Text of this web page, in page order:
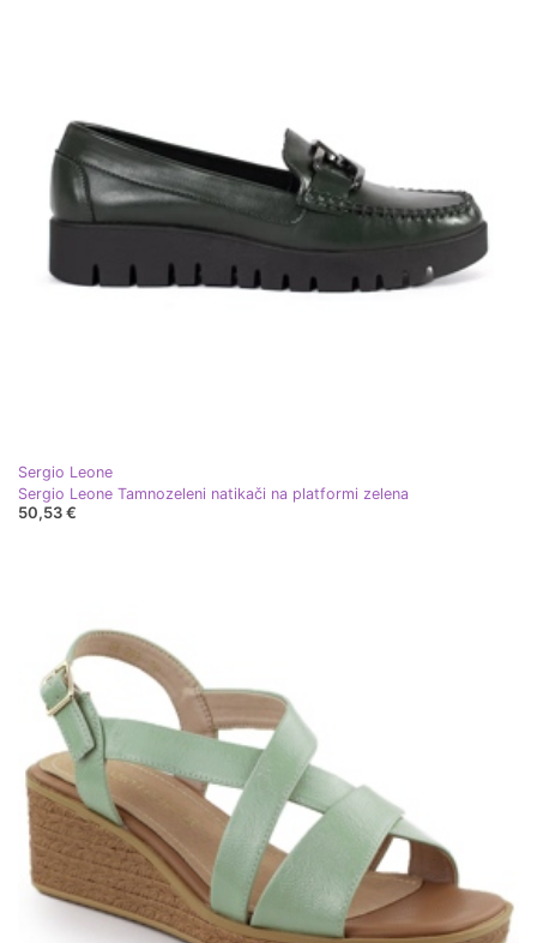
Sergio Leone
Sergio Leone Tamnozeleni natikači na platformi zelena
50,53 €